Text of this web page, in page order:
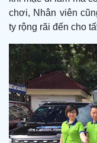
chơi, Nhân viên
ty rộng rãi đến cho